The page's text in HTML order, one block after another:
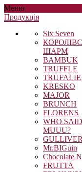
Меню
Продукцiя
Six Seven
ШАРМ
BAMBUK
TRUFFLE
TRUFALIE
KRESKO
MAJOR
BRUNCH
FLORENS
WHO SAID
MUUU?
GULLIVER
Mr.BIGuin
Chocolate
FRUTTA